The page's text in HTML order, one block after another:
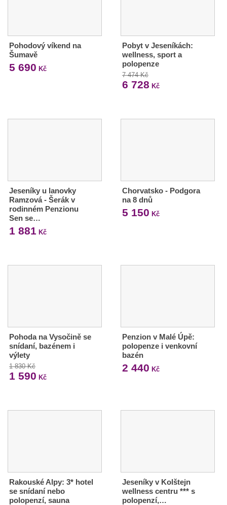
Pohodový víkend na
Šumavě
5 690 Kč
Pobyt v Jeseníkách:
wellness, sport a
polopenze
7 474 Kč
6 728 Kč
Jeseníky u lanovky
Ramzová - Šerák v
rodinném Penzionu
Sen se…
1 881 Kč
Chorvatsko - Podgora
na 8 dnů
5 150 Kč
Pohoda na Vysočině se
snídaní, bazénem i
výlety
1 830 Kč
1 590 Kč
Penzion v Malé Úpě:
polopenze i venkovní
bazén
2 440 Kč
Rakouské Alpy: 3* hotel
se snídaní nebo
polopenzí, sauna
Jeseníky v Kolštejn
wellness centru *** s
polopenzí,…